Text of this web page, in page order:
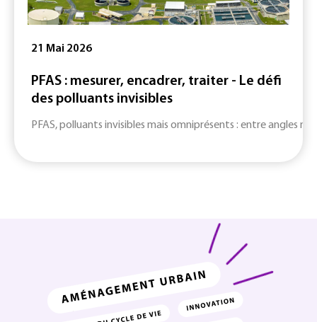
21 Mai 2026
PFAS : mesurer, encadrer, traiter - Le défi
des polluants invisibles
PFAS, polluants invisibles mais omniprésents : entre angles